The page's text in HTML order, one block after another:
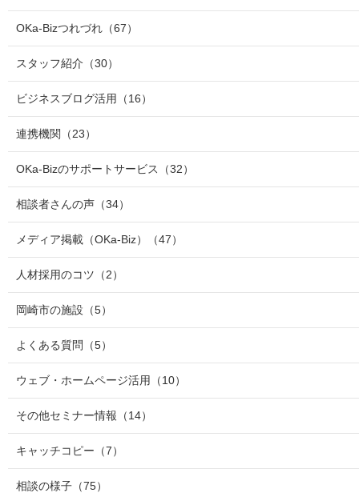
OKa-Bizつれづれ （67）
スタッフ紹介 （30）
ビジネスブログ活用 （16）
連携機関 （23）
OKa-Bizのサポートサービス （32）
相談者さんの声 （34）
メディア掲載（OKa-Biz） （47）
人材採用のコツ （2）
岡崎市の施設 （5）
よくある質問 （5）
ウェブ・ホームページ活用 （10）
その他セミナー情報 （14）
キャッチコピー （7）
相談の様子 （75）